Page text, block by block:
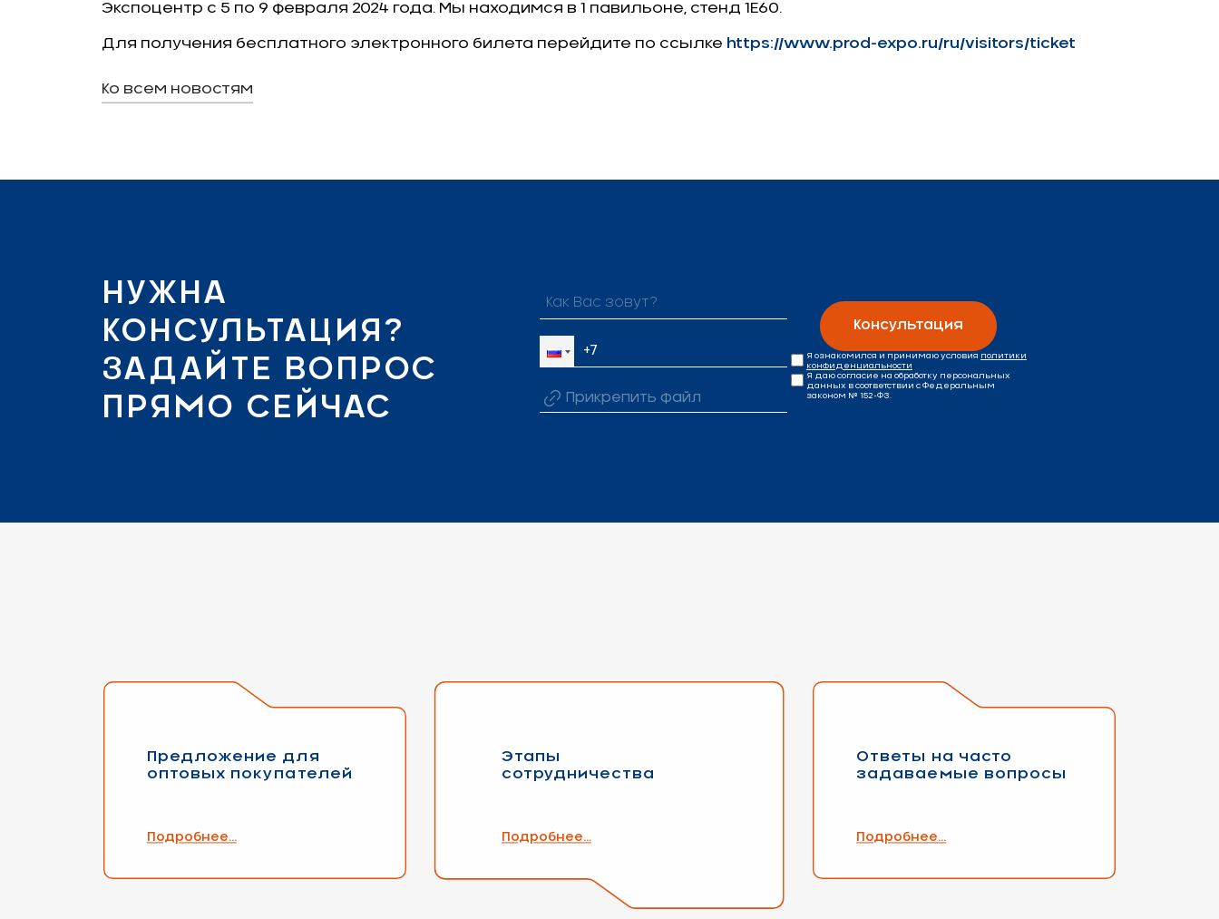
Экспоцентр с 5 по 9 февраля 2024 года. Мы находимся в 1 павильоне, стенд 1Е60.
Для получения бесплатного электронного билета перейдите по ссылке https://www.prod-expo.ru/ru/visitors/ticket
Ко всем новостям
НУЖНА
КОНСУЛЬТАЦИЯ?
ЗАДАЙТЕ ВОПРОС
ПРЯМО СЕЙЧАС
Прикрепить файл
Консультация
Я ознакомился и принимаю условия политики
конфиденциальности
Я даю согласие на обработку персональных
данных в соответствии с Федеральным
законом № 152-ФЗ.
Предложение для
оптовых покупателей
Подробнее...
Этапы
сотрудничества
Подробнее...
Ответы на часто
задаваемые вопросы
Подробнее...